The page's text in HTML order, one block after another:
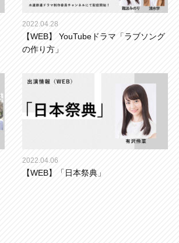
2022.04.28
【WEB】 YouTubeドラマ「ラブソング
の作り方」
2022.04.06
【WEB】「日本祭典」